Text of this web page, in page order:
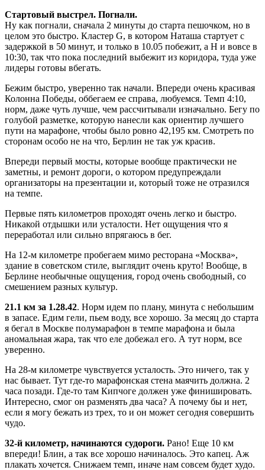
Стартовый выстрел. Погнали.
Ну как погнали, сначала 2 минуты до старта пешочком, но в
целом это быстро. Кластер G, в котором Наташа стартует с
задержкой в 50 минут, и только в 10.05 побежит, а H и вовсе в
10:30, так что пока последний выбежит из коридора, туда уже
лидеры готовы вбегать.
Бежим быстро, уверенно так начали. Впереди очень красивая
Колонна Победы, оббегаем ее справа, любуемся. Темп 4:10,
норм, даже чуть лучше, чем рассчитывали изначально. Бегу по
голубой разметке, которую нанесли как ориентир лучшего
пути на марафоне, чтобы было ровно 42,195 км. Смотреть по
сторонам особо не на что, Берлин не так уж красив.
Впереди первый мосты, которые вообще практически не
заметны, и ремонт дороги, о котором предупреждали
организаторы на презентации и, который тоже не отразился
на темпе.
Первые пять километров проходят очень легко и быстро.
Никакой отдышки или усталости. Нет ощущения что я
переработал или сильно впрягаюсь в бег.
На 12-м километре пробегаем мимо ресторана «Москва»,
здание в советском стиле, выглядит очень круто! Вообще, в
Берлине необычные ощущения, город очень свободный, со
смешением разных культур.
21.1 км за 1.28.42. Норм идем по плану, минута с небольшим
в запасе. Едим гели, пьем воду, все хорошо. За месяц до старта
я бегал в Москве полумарафон в темпе марафона и была
аномальная жара, так что еле добежал его. А тут норм, все
уверенно.
На 28-м километре чувствуется усталость. Это ничего, так у
нас бывает. Тут где-то марафонская стена маячить должна. 2
часа позади. Где-то там Кипчоге должен уже финишировать.
Интересно, смог он разменять два часа? А почему бы и нет,
если я могу бежать из трех, то и он может сегодня совершить
чудо.
32-й километр, начинаются судороги. Рано! Еще 10 км
впереди! Блин, а так все хорошо начиналось. Это капец. Аж
плакать хочется. Снижаем темп, иначе нам совсем будет худо.